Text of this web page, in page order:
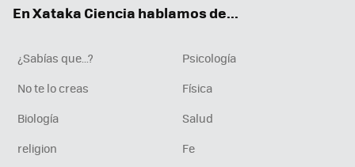
En Xataka Ciencia hablamos de...
¿Sabías que...?
Psicología
No te lo creas
Física
Biología
Salud
religion
Fe